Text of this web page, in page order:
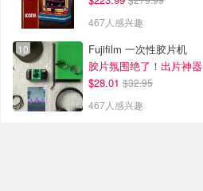
467人感兴趣
Fujifilm 一次性胶片机
胶片氛围绝了！出片神器
$28.01 $32.95
467人感兴趣